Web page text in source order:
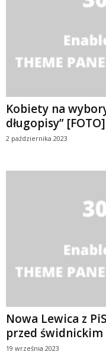
Kobiety na
długopisy” [FOTO]
2 października 2023
Nowa Lewica z
przed świdnickim
19 września 2023